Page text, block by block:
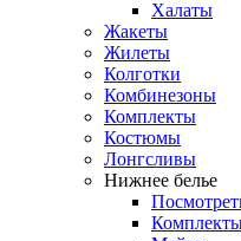
Халаты
Жакеты
Жилеты
Колготки
Комбинезоны
Комплекты
Костюмы
Лонгсливы
Нижнее белье